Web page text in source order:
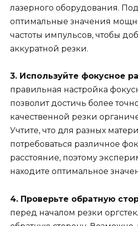
лазерного оборудования.
оптимальные значения
частоты импульсов, чтобы
аккуратной резки.
3. Используйте фокусное
правильная настройка
позволит достичь более
качественной резки
Учтите, что для разных
потребоваться различное
расстояние, поэтому
находите оптимальное
4. Проверьте обратную
перед началом резки